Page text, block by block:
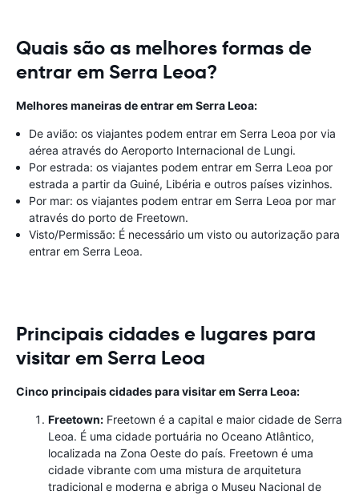
Quais são as melhores formas de
entrar em Serra Leoa?
Melhores maneiras de entrar em Serra Leoa:
De avião: os viajantes podem entrar em Serra Leoa por via
aérea através do Aeroporto Internacional de Lungi.
Por estrada: os viajantes podem entrar em Serra Leoa por
estrada a partir da Guiné, Libéria e outros países vizinhos.
Por mar: os viajantes podem entrar em Serra Leoa por mar
através do porto de Freetown.
Visto/Permissão: É necessário um visto ou autorização para
entrar em Serra Leoa.
Principais cidades e lugares para
visitar em Serra Leoa
Cinco principais cidades para visitar em Serra Leoa:
Freetown: Freetown é a capital e maior cidade de Serra
Leoa. É uma cidade portuária no Oceano Atlântico,
localizada na Zona Oeste do país. Freetown é uma
cidade vibrante com uma mistura de arquitetura
tradicional e moderna e abriga o Museu Nacional de